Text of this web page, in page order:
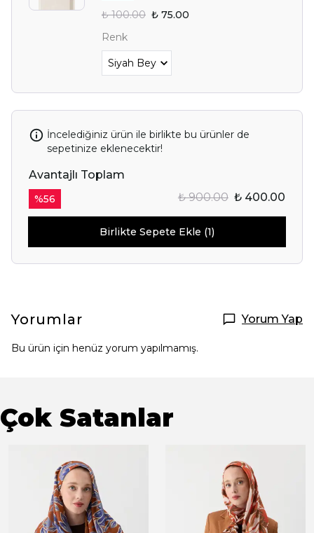
₺ 100.00 ₺ 75.00
Renk
İncelediğiniz ürün ile birlikte bu ürünler de
sepetinize eklenecektir!
Avantajlı Toplam
%56 ₺ 900.00 ₺ 400.00
Birlikte Sepete Ekle (1)
Yorumlar Yorum Yap
Bu ürün için henüz yorum yapılmamış.
Çok Satanlar